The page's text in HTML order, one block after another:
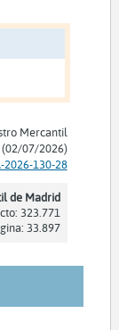
Mercantil
(02/07/2026)
2026-130-28
de Madrid
323.771
33.897